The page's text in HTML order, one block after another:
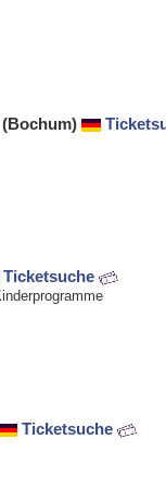
(Bochum)
Ticketsuche
Ticketsuche